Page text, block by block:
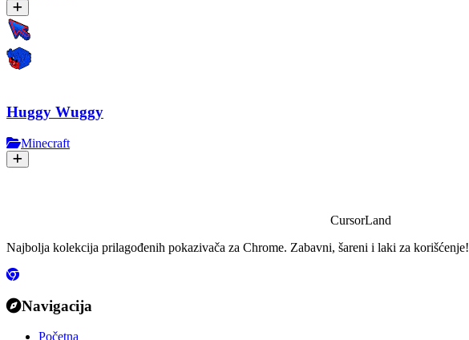
Huggy Wuggy
Minecraft
CursorLand
Najbolja kolekcija prilagođenih pokazivača za Chrome. Zabavni, šareni i laki za korišćenje!
Navigacija
Početna